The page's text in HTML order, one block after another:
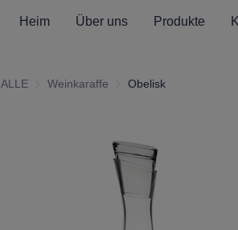
Heim Über uns Produkte
ALLE Weinkaraffe Weinkaraffe
Obelisk